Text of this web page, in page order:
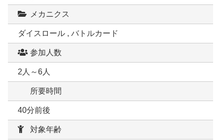
メカニクス
ダイスロール , バトルカード
参加人数
2人～6人
所要時間
40分前後
対象年齢